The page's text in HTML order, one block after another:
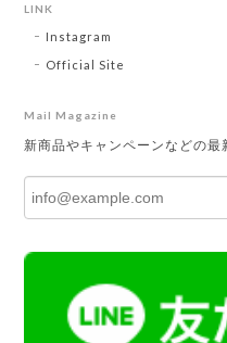
LINK
Instagram
Official Site
Mail Magazine
新商品やキャンペーンなどの最